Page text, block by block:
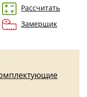
Рассчитать
Замерщик